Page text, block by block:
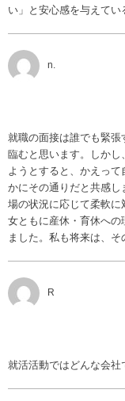
い」と安心感を与えてい
n.
就職の面接は誰でも緊
臨むと思います。しかし
ようとすると、かえっ
かにその通りだと共感
場の状況に応じて柔軟に
女ともに産休・育休への
ました。私も将来は、そ
R
就活活動ではどんな会